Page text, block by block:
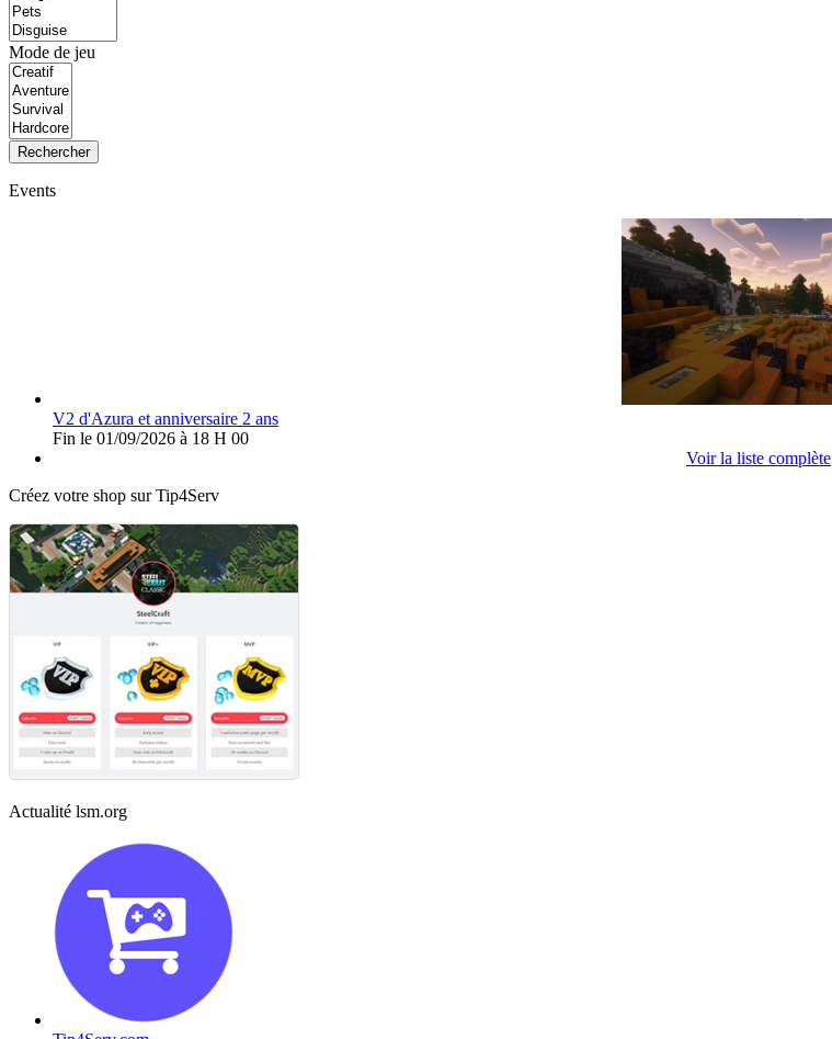
Mode de jeu
Rechercher
Events
V2 d'Azura et anniversaire 2 ans
Fin le 01/09/2026 à 18 H 00
Voir la liste complète
Créez votre shop sur Tip4Serv
Actualité lsm.org